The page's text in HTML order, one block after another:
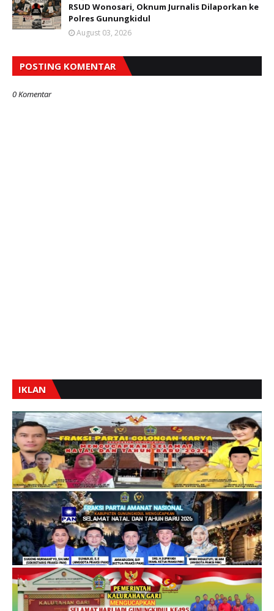
RSUD Wonosari, Oknum Jurnalis Dilaporkan ke
Polres Gunungkidul
August 03, 2026
POSTING KOMENTAR
0 Komentar
IKLAN